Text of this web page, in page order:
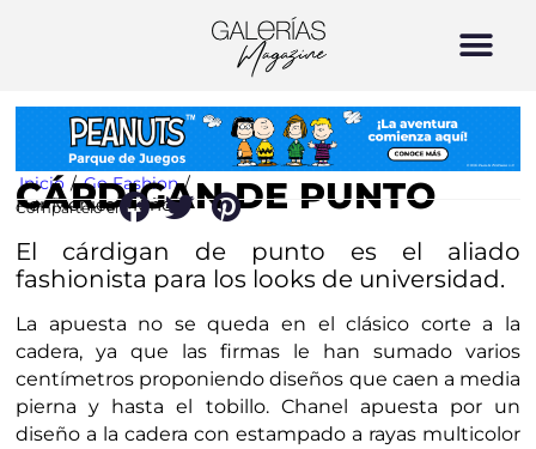
Inicio / Go Fashion /
CÁRDIGAN DE PUNTO
Por Mónica Muñoz
Compártelo en:
El cárdigan de punto es el aliado
fashionista para los looks de universidad.
La apuesta no se queda en el clásico corte a la
cadera, ya que las firmas le han sumado varios
centímetros proponiendo diseños que caen a media
pierna y hasta el tobillo. Chanel apuesta por un
diseño a la cadera con estampado a rayas multicolor